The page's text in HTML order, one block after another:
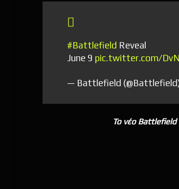
#Battlefield Reveal
June 9 pic.twitter.com/
— Battlefield
Το νέο Battlefield